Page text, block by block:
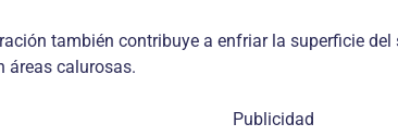
también contribuye a enfriar la superficie
áreas calurosas.
Publicidad